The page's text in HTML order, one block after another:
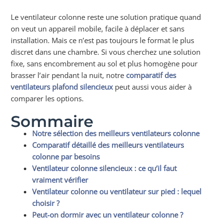
Le ventilateur colonne reste une solution pratique quand
on veut un appareil mobile, facile à déplacer et sans
installation. Mais ce n’est pas toujours le format le plus
discret dans une chambre. Si vous cherchez une solution
fixe, sans encombrement au sol et plus homogène pour
brasser l’air pendant la nuit, notre comparatif des
ventilateurs plafond silencieux peut aussi vous aider à
comparer les options.
Sommaire
Notre sélection des meilleurs ventilateurs colonne
Comparatif détaillé des meilleurs ventilateurs
colonne par besoins
Ventilateur colonne silencieux : ce qu’il faut
vraiment vérifier
Ventilateur colonne ou ventilateur sur pied : lequel
choisir ?
Peut-on dormir avec un ventilateur colonne ?